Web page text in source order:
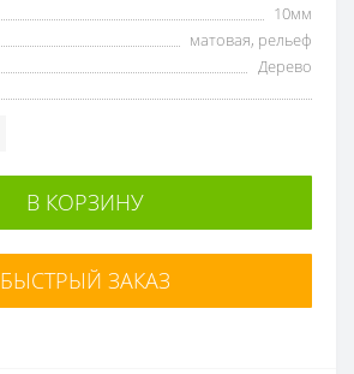
10мм
матовая, рельеф
Дерево
В КОРЗИНУ
БЫСТРЫЙ ЗАКАЗ